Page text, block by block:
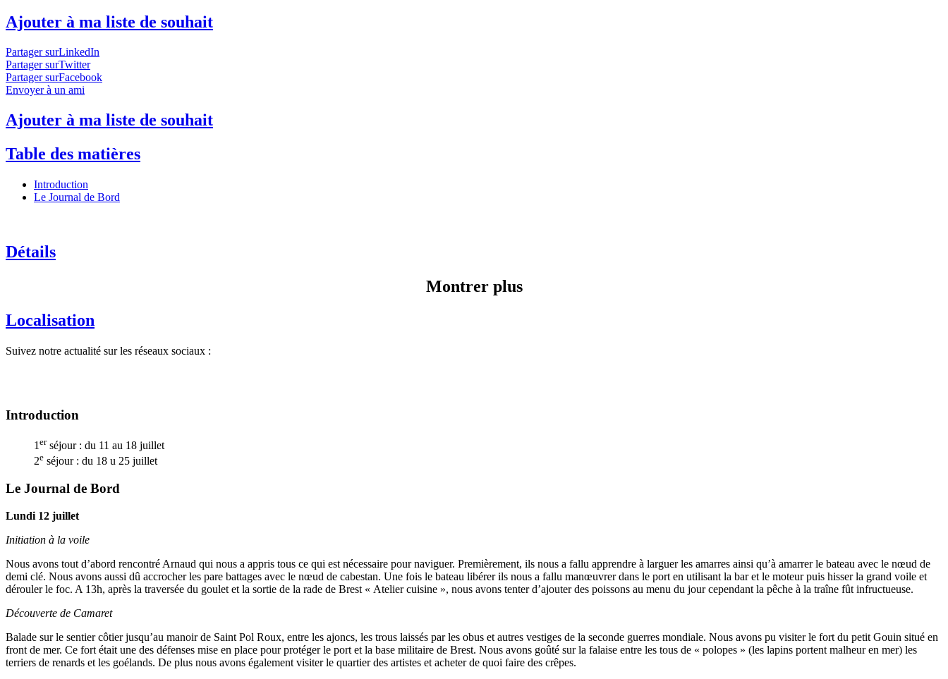
Ajouter à ma liste de souhait
Partager surLinkedIn
Partager surTwitter
Partager surFacebook
Envoyer à un ami
Ajouter à ma liste de souhait
Table des matières
Introduction
Le Journal de Bord
Détails
Montrer plus
Localisation
Suivez notre actualité sur les réseaux sociaux :
Introduction
1 erséjour : du 11 au 18 juillet
2e séjour : du 18 u 25 juillet
Le Journal de Bord
Lundi 12 juillet
Initiation à la voile
Nous avons tout d’abord rencontré Arnaud qui nous a appris tous ce qui est nécessaire pour naviguer. Premièrement, ils nous a fallu apprendre à larguer les amarres ainsi qu’à amarrer le bateau avec le nœud de
demi clé. Nous avons aussi dû accrocher les pare battages avec le nœud de cabestan. Une fois le bateau libérer ils nous a fallu manœuvrer dans le port en utilisant la bar et le moteur puis hisser la grand voile et
dérouler le foc. A 13h, après la traversée du goulet et la sortie de la rade de Brest « Atelier cuisine », nous avons tenter d’ajouter des poissons au menu du jour cependant la pêche à la traîne fût infructueuse.
Découverte de Camaret
Balade sur le sentier côtier jusqu’au manoir de Saint Pol Roux, entre les ajoncs, les trous laissés par les obus et autres vestiges de la seconde guerres mondiale. Nous avons pu visiter le fort du petit Gouin situé en
front de mer. Ce fort était une des défenses mise en place pour protéger le port et la base militaire de Brest. Nous avons goûté sur la falaise entre les tous de « polopes » (les lapins portent malheur en mer) les
terriers de renards et les goélands. De plus nous avons également visiter le quartier des artistes et acheter de quoi faire des crêpes.